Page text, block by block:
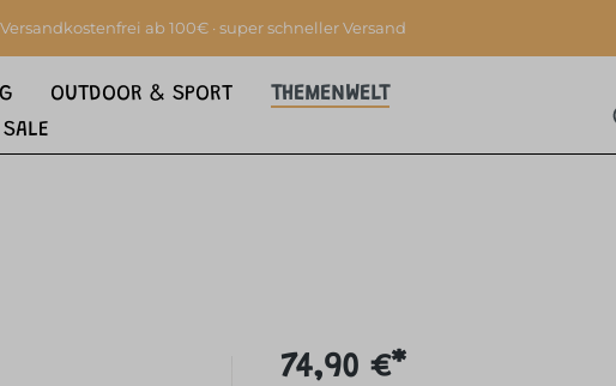
ab 100€ · super schneller Versand
OUTDOOR & SPORT
THEMENWELT
SALE
74,90 €*